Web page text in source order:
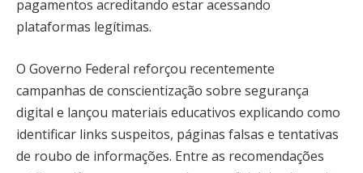
pagamentos acreditando estar acessando
plataformas legítimas.
O Governo Federal reforçou recentemente
campanhas de conscientização sobre segurança
digital e lançou materiais educativos explicando como
identificar links suspeitos, páginas falsas e tentativas
de roubo de informações. Entre as recomendações